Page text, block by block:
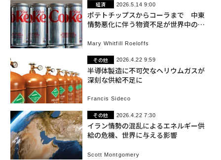
経済 2026.5.14 9:00
ポテトチップスからコーラまで 中東
情勢悪化に伴う物資不足が世界中の消
Mary Whitfill Roeloffs
その他 2026.4.22 9:59
半導体製造に不可欠なヘリウムガスが
深刻な供給不足に
Francis Sideco
その他 2026.4.22 7:30
イラン情勢の混乱によるエネルギー供
給の危機、世界に与える影響
Scott Montgomery